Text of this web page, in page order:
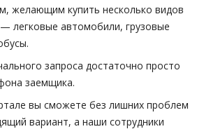
желающим купить несколько видов
легковые автомобили, грузовые
запроса достаточно просто
заемщика.
вы сможете без лишних проблем
вариант, а наши сотрудники